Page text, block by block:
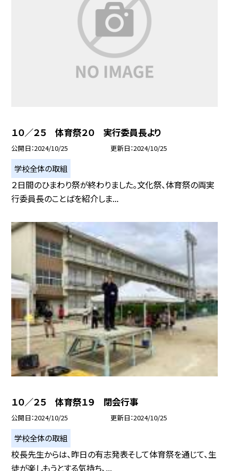
１０／２５ 体育祭２０ 実行委員長より
公開日 2024/10/25 更新日 2024/10/25
学校全体の取組
２日間のひまわり祭が終わりました。文化祭、体育祭の両実
行委員長のことばを紹介しま...
１０／２５ 体育祭１９ 閉会行事
公開日 2024/10/25 更新日 2024/10/25
学校全体の取組
校長先生からは、昨日の有志発表そして体育祭を通じて、生
徒が楽しもうとする気持ち、...